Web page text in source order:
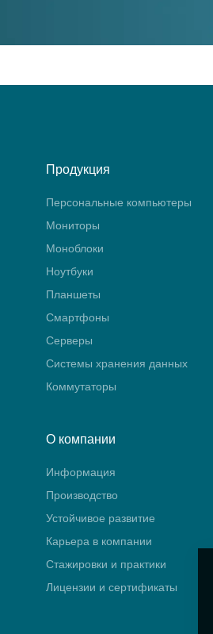
Продукция
Персональные компьютеры
Мониторы
Моноблоки
Ноутбуки
Планшеты
Смартфоны
Серверы
Системы хранения данных
Коммутаторы
О компании
Информация
Производство
Устойчивое развитие
Карьера в компании
Стажировки и практики
Лицензии и сертификаты